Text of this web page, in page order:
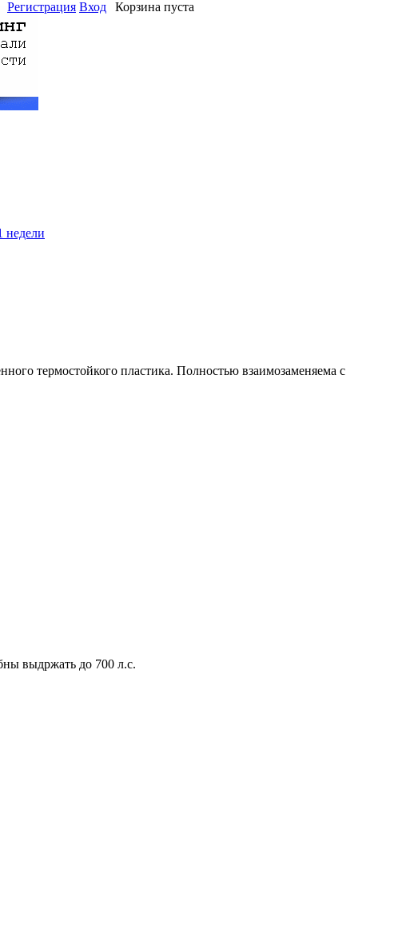
Корзина пуста
Регистрация Вход
недели
термостойкого пластика. Полностью взаимозаменяема с
выдржать до 700 л.с.